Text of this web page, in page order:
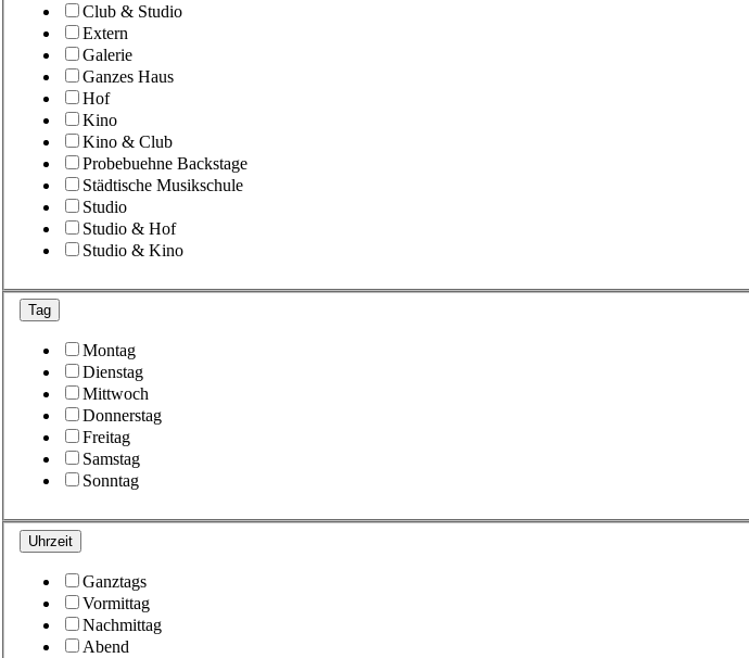
Club & Studio
Extern
Galerie
Ganzes Haus
Hof
Kino
Kino & Club
Probebuehne Backstage
Städtische Musikschule
Studio
Studio & Hof
Studio & Kino
Tag
Montag
Dienstag
Mittwoch
Donnerstag
Freitag
Samstag
Sonntag
Uhrzeit
Ganztags
Vormittag
Nachmittag
Abend